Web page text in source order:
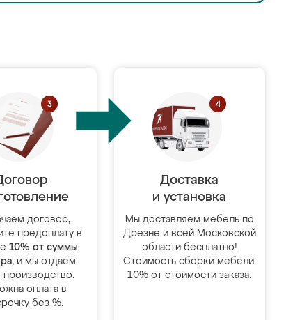
договор,
предоплату в
10% от суммы
, и мы отдаём
производство.
оплата в
без %.
Доставка
и установка
Мы доставляем мебель по
Дрезне и всей Московской
области бесплатно!
Стоимость сборки мебели:
10% от стоимости заказа.